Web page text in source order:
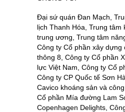
Đại sứ quán Đan Mạch,
lịch Thanh Hóa, Trung tâm
trung ương, Trung tâm
Công ty Cổ phần xây dựng
thông 8, Công ty Cổ phần
lực Việt Nam, Công ty Cổ
Công ty CP Quốc tế Sơn
Cavico khoáng sản và
Cổ phần Mía đường Lam
Copenhagen Delights,